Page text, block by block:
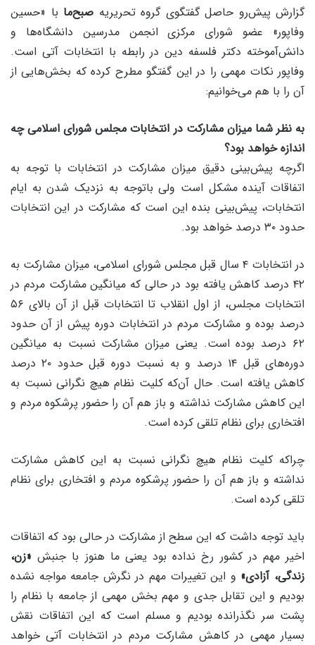
گزارش پیش‌رو حاصل گفتگوی گروه تحریریه صبح‌ما با «حسین
وفاپور» عضو شورای مرکزی انجمن مدرسین دانشگاه‌ها و
دانش‌آموخته دکتر فلسفه دین در رابطه با انتخابات آتی است.
وفاپور نکات مهمی را در این گفتگو مطرح کرده که بخش‌هایی از
آن را با هم می‌خوانیم:
به نظر شما میزان مشارکت در انتخابات مجلس شورای اسلامی چه
اندازه خواهد بود؟
اگرچه پیش‌بینی دقیق میزان مشارکت در انتخابات با توجه به
اتفاقات آینده مشکل است ولی باتوجه به نزدیک شدن به ایام
انتخابات، پیش‌بینی بنده این است که مشارکت در این انتخابات
حدود ۳۰ درصد خواهد بود.
در انتخابات ۴ سال قبل مجلس شورای اسلامی، میزان مشارکت به
۴۲ درصد کاهش یافته بود در حالی که میانگین مشارکت مردم در
انتخابات مجلس، از اول انقلاب تا‌ انتخابات قبل از آن بالای ۵۶
درصد بوده و مشارکت مردم در انتخابات دوره پیش از آن حدود
۶۲ درصد بوده است. یعنی میزان مشارکت نسبت به میانگین
دوره‌های قبل ۱۴ درصد و به نسبت دوره قبل حدود ۲۰ درصد
کاهش یافته است. حال آن‌که کلیت نظام هیچ نگرانی نسبت به
این کاهش مشارکت نداشته و باز هم آن را حضور پرشکوه مردم و
افتخاری برای نظام تلقی کرده است.
چراکه کلیت نظام هیچ نگرانی نسبت به این کاهش مشارکت
نداشته و باز هم آن را حضور پرشکوه مردم و افتخاری برای نظام
تلقی کرده است.
باید توجه داشت که این سطح از مشارکت در حالی بود که اتفاقات
اخیر مهم در کشور رخ نداده بود یعنی ما هنوز با جنبش«زن،
زندگی، آزادی» و این تغییرات مهم در نگرش جامعه مواجه نشده
بودیم و این تقابل جدی و مهم بخش مهمی از جامعه با نظام را
پشت سر نگذرانده بودیم و مسلم است که این اتفاقات نقش
بسیار مهمی در کاهش مشارکت مردم در انتخابات آتی خواهد